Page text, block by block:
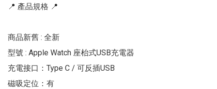
📍 產品規格 📍
商品新舊 : 全新
型號 : Apple Watch 座枱式USB充電器
充電接口：Type C / 可反插USB
磁吸定位：有